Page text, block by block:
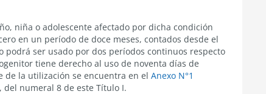
niña o adolescente afectado por dicha condición
en un período de doce meses, contados desde el
ser usado por dos períodos continuos respecto
tiene derecho al uso de noventa días de
de la utilización se encuentra en el Anexo N°1
, del numeral 8 de este Título I.